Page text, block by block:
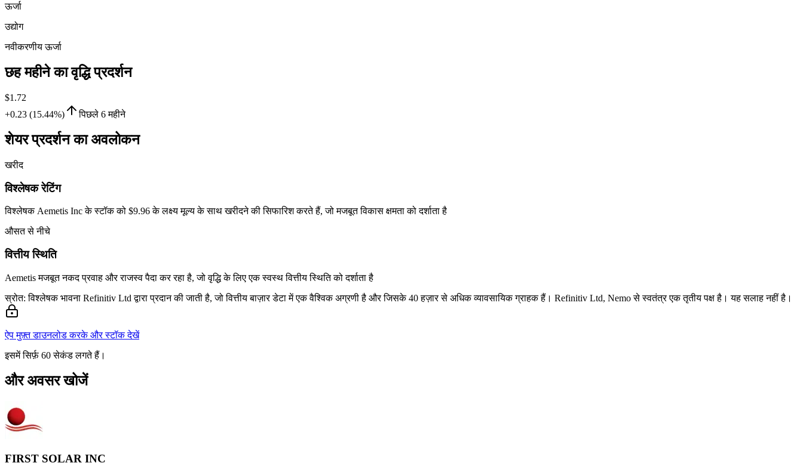
ऊर्जा
उद्योग
नवीकरणीय ऊर्जा
छह महीने का वृद्धि प्रदर्शन
$1.72
+0.23 (15.44%)
पिछले 6 महीने
शेयर प्रदर्शन का अवलोकन
खरीद
विश्लेषक रेटिंग
विश्लेषक Aemetis Inc के स्टॉक को $9.96 के लक्ष्य मूल्य के साथ खरीदने की सिफारिश करते हैं, जो मजबूत विकास क्षमता को दर्शाता है
औसत से नीचे
वित्तीय स्थिति
Aemetis मजबूत नकद प्रवाह और राजस्व पैदा कर रहा है, जो वृद्धि के लिए एक स्वस्थ वित्तीय स्थिति को दर्शाता है
स्रोत: विश्लेषक भावना Refinitiv Ltd द्वारा प्रदान की जाती है, जो वित्तीय बाज़ार डेटा में एक वैश्विक अग्रणी है और जिसके 40 हज़ार से अधिक व्यावसायिक ग्राहक हैं। Refinitiv Ltd, Nemo से स्वतंत्र एक तृतीय पक्ष है। यह सलाह नहीं है।
ऐप मुफ़्त डाउनलोड करके और स्टॉक देखें
इसमें सिर्फ़ 60 सेकंड लगते हैं।
और अवसर खोजें
FIRST SOLAR INC